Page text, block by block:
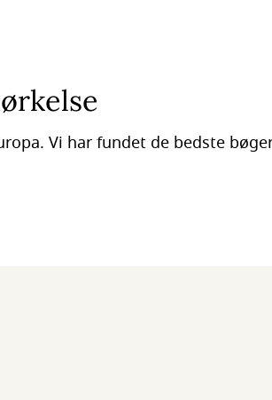
Vi har fundet de bedste